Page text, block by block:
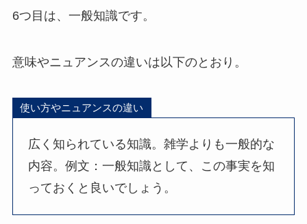
6つ目は、一般知識です。
意味やニュアンスの違いは以下のとおり。
使い方やニュアンスの違い
広く知られている知識。雑学よりも一般的な
内容。例文：一般知識として、この事実を知
っておくと良いでしょう。